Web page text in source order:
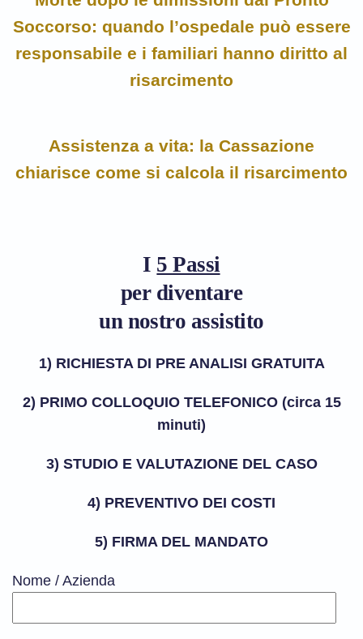
Soccorso: quando l’ospedale può essere
responsabile e i familiari hanno diritto al
risarcimento
Assistenza a vita: la Cassazione
chiarisce come si calcola il risarcimento
I 5 Passi
per diventare
un nostro assistito
1) RICHIESTA DI PRE ANALISI GRATUITA
2) PRIMO COLLOQUIO TELEFONICO (circa 15
minuti)
3) STUDIO E VALUTAZIONE DEL CASO
4) PREVENTIVO DEI COSTI
5) FIRMA DEL MANDATO
Nome / Azienda